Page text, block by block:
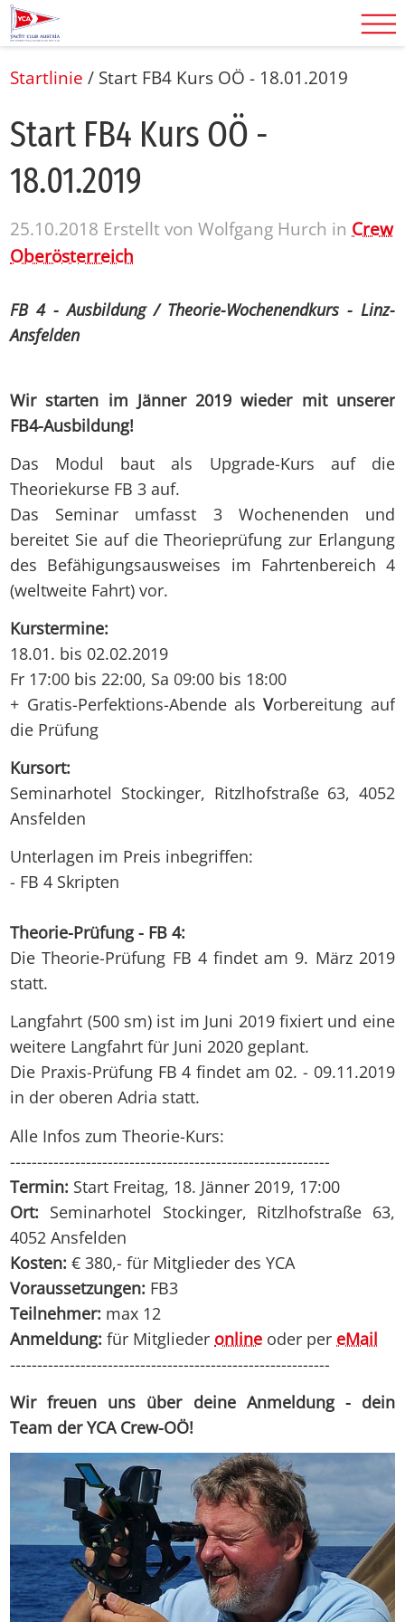
Startlinie / Start FB4 Kurs OÖ - 18.01.2019
Start FB4 Kurs OÖ -
18.01.2019
25.10.2018 Erstellt vonWolfgang Hurch in Crew
Oberösterreich
FB 4 - Ausbildung / Theorie-Wochenendkurs - Linz-
Ansfelden
Wir starten im Jänner 2019 wieder mit unserer
FB4-Ausbildung!
Das Modul baut als Upgrade-Kurs auf die
Theoriekurse FB 3 auf.
Das Seminar umfasst 3 Wochenenden und
bereitet Sie auf die Theorieprüfung zur Erlangung
des Befähigungsausweises im Fahrtenbereich 4
(weltweite Fahrt) vor.
Kurstermine:
18.01. bis 02.02.2019
Fr 17:00 bis 22:00, Sa 09:00 bis 18:00
+ Gratis-Perfektions-Abende alsVorbereitung auf
die Prüfung
Kursort:
Seminarhotel Stockinger, Ritzlhofstraße 63, 4052
Ansfelden
Unterlagen im Preis inbegriffen:
- FB 4 Skripten
Theorie-Prüfung - FB 4:
Die Theorie-Prüfung FB 4 findet am 9. März 2019
statt.
Langfahrt (500 sm) ist im Juni 2019 fixiert und eine
weitere Langfahrt für Juni 2020 geplant.
Die Praxis-Prüfung FB 4 findet am 02. - 09.11.2019
in der oberen Adria statt.
Alle Infos zum Theorie-Kurs:
-----------------------------------------------------------
Termin: Start Freitag, 18. Jänner 2019, 17:00
Ort: Seminarhotel Stockinger, Ritzlhofstraße 63,
4052 Ansfelden
Kosten:€ 380,- für Mitglieder des YCA
Voraussetzungen: FB3
Teilnehmer: max 12
Anmeldung:für Mitglieder online oder per eMail
-----------------------------------------------------------
Wir freuen uns über deine Anmeldung - dein
Team der YCA Crew-OÖ!